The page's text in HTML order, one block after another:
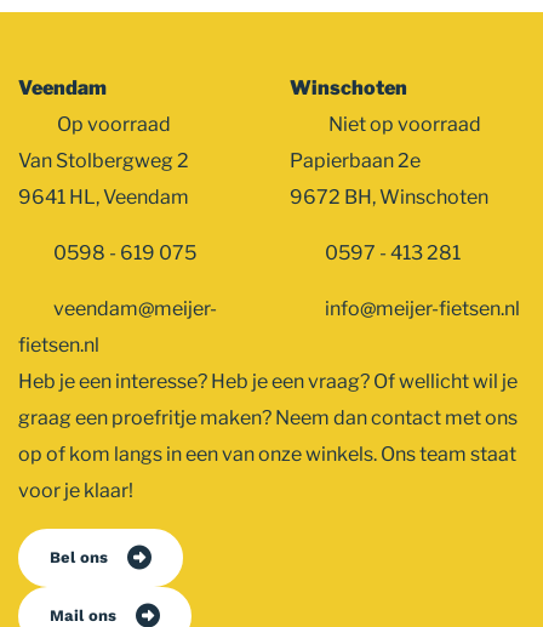
Veendam
Op voorraad
Van Stolbergweg 2
9641 HL, Veendam
0598 - 619 075
veendam@meijer-
fietsen.nl
Winschoten
Niet op voorraad
Papierbaan 2e
9672 BH, Winschoten
0597 - 413 281
info@meijer-fietsen.nl
Heb je een interesse? Heb je een vraag? Of wellicht wil je
graag een proefritje maken? Neem dan contact met ons
op of kom langs in een van onze winkels. Ons team staat
voor je klaar!
Bel ons
Mail ons